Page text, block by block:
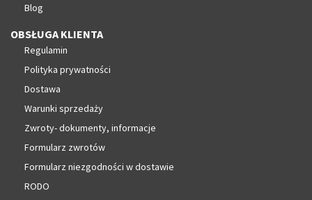
Blog
OBSŁUGA KLIENTA
Regulamin
Polityka prywatności
Dostawa
Warunki sprzedaży
Zwroty- dokumenty, informacje
Formularz zwrotów
Formularz niezgodności w dostawie
RODO